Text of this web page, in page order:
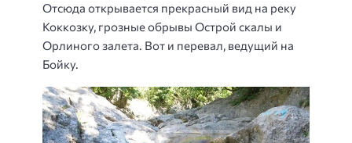
Отсюда открывается прекрасный вид на реку
Коккозку, грозные обрывы Острой скалы и
Орлиного залета. Вот и перевал, ведущий на
Бойку.